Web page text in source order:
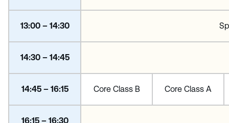
13:00 – 14:30
14:30 – 14:45
14:45 – 16:15 Core Class B Core Class A
16:15 – 16:30